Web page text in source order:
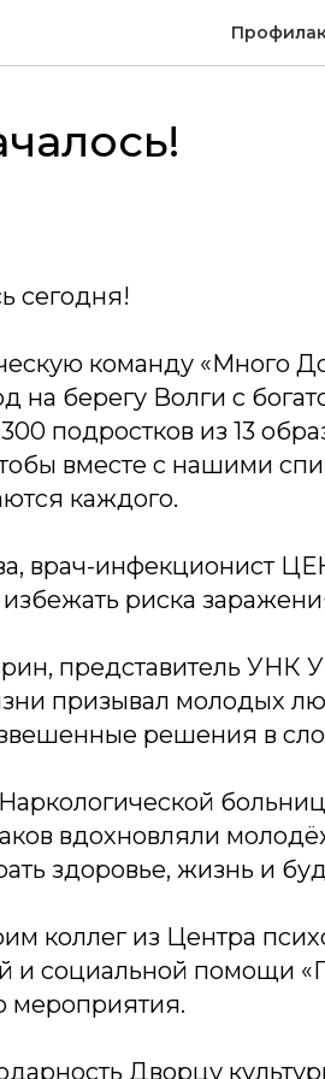
сегодня!
команду «Много
на берегу Волги с
подростков из 13
вместе с нашими
каждого.
врач-инфекционист
избежать риска
представитель
призывал молодых
решения в
вдохновляли
здоровье, жизнь и
коллег из Центра
и социальной помощи
мероприятия.
Дворцу